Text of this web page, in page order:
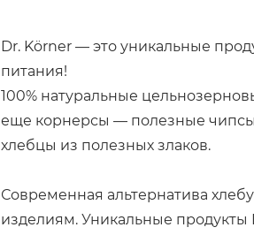
Dr. Körner — это уникальные
питания!
100% натуральные
еще корнерсы — полезные
хлебцы из полезных злаков.
Современная альтернатива
изделиям. Уникальные продукты